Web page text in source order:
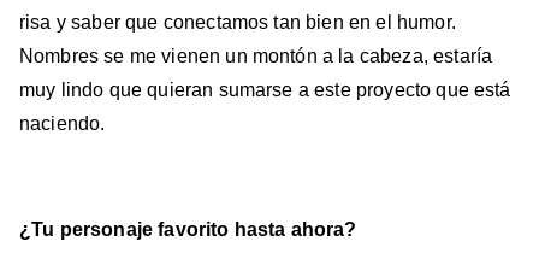
risa y saber que conectamos tan bien en el humor.
Nombres se me vienen un montón a la cabeza, estaría
muy lindo que quieran sumarse a este proyecto que está
naciendo.
¿Tu personaje favorito hasta ahora?